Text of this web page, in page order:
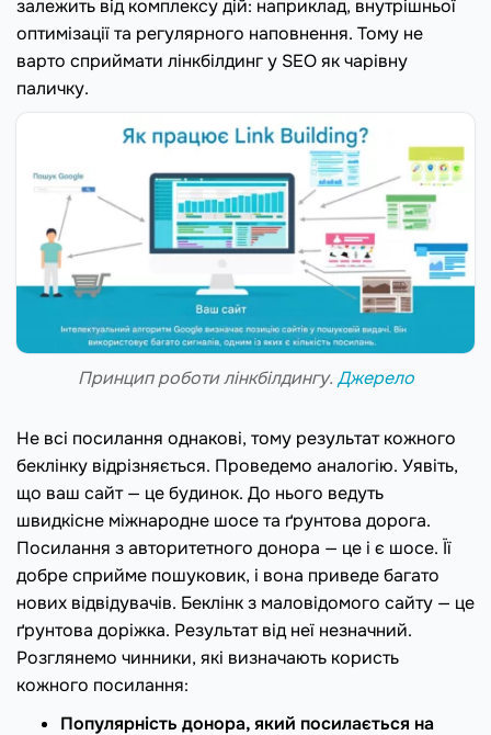
залежить від комплексу дій: наприклад, внутрішньої
оптимізації та регулярного наповнення. Тому не
варто сприймати лінкбілдинг у SEO як чарівну
паличку.
Принцип роботи лінкбілдингу. Джерело
Не всі посилання однакові, тому результат кожного
беклінку відрізняється. Проведемо аналогію. Уявіть,
що ваш сайт — це будинок. До нього ведуть
швидкісне міжнародне шосе та ґрунтова дорога.
Посилання з авторитетного донора — це і є шосе. Її
добре сприйме пошуковик, і вона приведе багато
нових відвідувачів. Беклінк з маловідомого сайту — це
ґрунтова доріжка. Результат від неї незначний.
Розглянемо чинники, які визначають користь
кожного посилання:
Популярність донора, який посилається на